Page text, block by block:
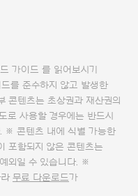
가이드 를 읽어보시기
를 준수하지 않고 발생한
콘텐츠는 초상권과 재산권의
로 사용할 경우에는 반드시
※ 콘텐츠 내에 식별 가능한
포함되지 않은 콘텐츠는
외일 수 있습니다. ※
무료 다운로드가